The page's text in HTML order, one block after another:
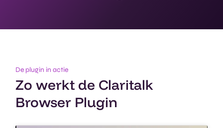
De plugin in actie
Zo werkt de Claritalk
Browser Plugin